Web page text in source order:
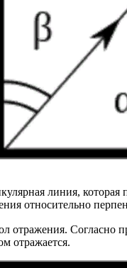
линия,
относительно
отражения. Согласно
отражается.